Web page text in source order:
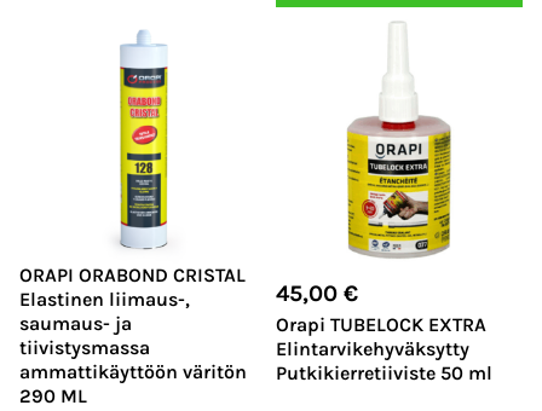
ORAPI ORABOND CRISTAL
Elastinen liimaus-,
saumaus- ja
tiivistysmassa
ammattikäyttöön väritön
290 ML
45,00 €
Orapi TUBELOCK EXTRA
Elintarvikehyväksytty
Putkikierretiiviste 50 ml